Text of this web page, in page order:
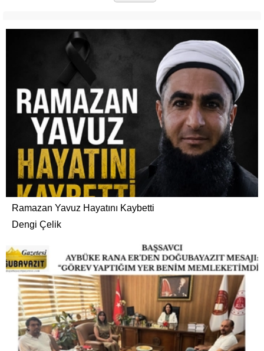
Ramazan Yavuz Hayatını Kaybetti
Dengi Çelik